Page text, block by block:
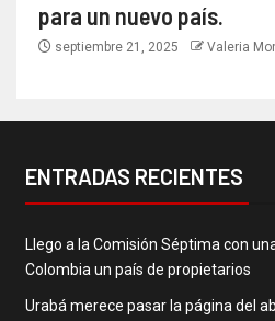
para un nuevo país.
septiembre 21, 2025 Valeria
ENTRADAS RECIENTES
Llego a la Comisión Séptima con
Colombia un país de propietarios
Urabá merece pasar la página del